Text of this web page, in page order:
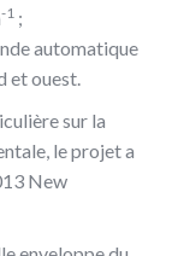
-1 ;
automatique
et ouest.
sur la
le projet a
New